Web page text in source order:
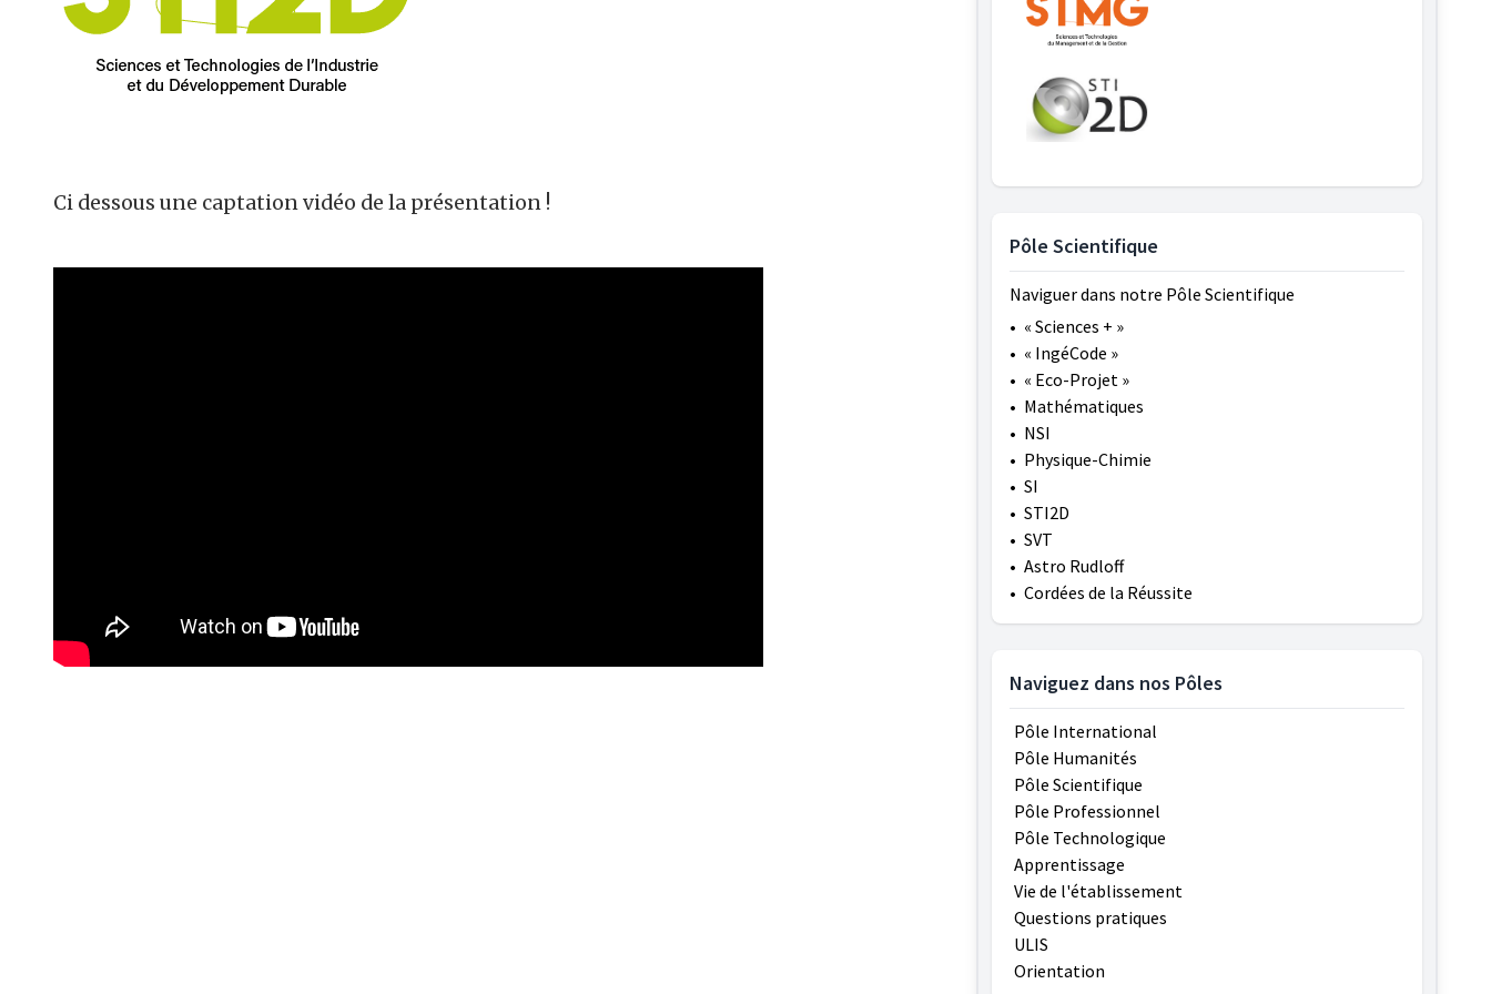
Ci dessous une captation vidéo de la présentation !
Pôle Scientifique
Naviguer dans notre Pôle Scientifique
• « Sciences + »
• « IngéCode »
• « Eco-Projet »
• Mathématiques
• NSI
• Physique-Chimie
• SI
• STI2D
• SVT
• Astro Rudloff
• Cordées de la Réussite
Naviguez dans nos Pôles
Pôle International
Pôle Humanités
Pôle Scientifique
Pôle Professionnel
Pôle Technologique
Apprentissage
Vie de l'établissement
Questions pratiques
ULIS
Orientation